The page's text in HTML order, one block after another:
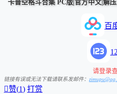
卡普空格斗合集 PC版|官方中文|解压
百
请登录
链接有误或无法下载请联系发邮件：
赞(1) 打赏